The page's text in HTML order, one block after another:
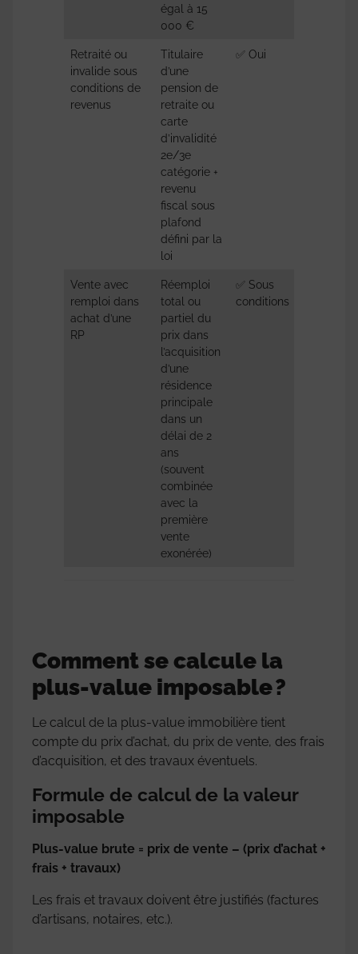
égal à 15
000 €
Retraité ou
invalide sous
conditions de
revenus
Titulaire
d’une
pension de
retraite ou
carte
d’invalidité
2e/3e
catégorie +
revenu
fiscal sous
plafond
défini par la
loi
✅ Oui
Vente avec
remploi dans
achat d’une
RP
Réemploi
total ou
partiel du
prix dans
l’acquisition
d’une
résidence
principale
dans un
délai de 2
ans
(souvent
combinée
avec la
première
vente
exonérée)
✅ Sous
conditions
Comment se calcule la
plus-value imposable ?
Le calcul de la plus-value immobilière tient
compte du prix d’achat, du prix de vente, des frais
d’acquisition, et des travaux éventuels.
Formule de calcul de la valeur
imposable
Plus-value brute = prix de vente – (prix d’achat +
frais + travaux)
Les frais et travaux doivent être justifiés (factures
d’artisans, notaires, etc.).